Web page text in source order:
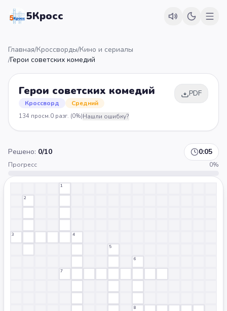
5Кросс
Главная/Кроссворды/Кино и сериалы
/Герои советских комедий
Герои советских комедий
Кроссворд Средний
PDF
134 просм.0 разг. (0%)Нашли ошибку?
Решено: 0/10 0:05
Прогресс 0%
1
2
3 4
5
6
7
8